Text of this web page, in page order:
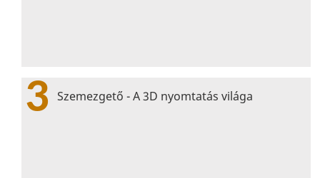
3 Szemezgető - A 3D nyomtatás világa